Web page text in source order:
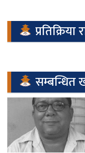
प्रतिक्रिया
सम्बन्धित